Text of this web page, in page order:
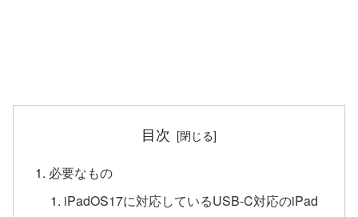
目次
必要なもの
iPadOS17に対応しているUSB-C対応のiPad